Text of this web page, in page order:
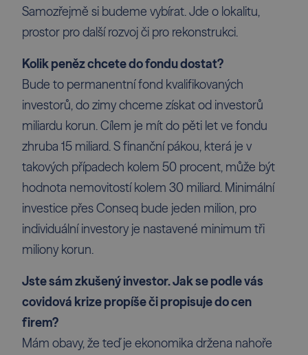
Samozřejmě si budeme vybírat. Jde o lokalitu,
prostor pro další rozvoj či pro rekonstrukci.
Kolik peněz chcete do fondu dostat?
Bude to permanentní fond kvalifikovaných
investorů, do zimy chceme získat od investorů
miliardu korun. Cílem je mít do pěti let ve fondu
zhruba 15 miliard. S finanční pákou, která je v
takových případech kolem 50 procent, může být
hodnota nemovitostí kolem 30 miliard. Minimální
investice přes Conseq bude jeden milion, pro
individuální investory je nastavené minimum tři
miliony korun.
Jste sám zkušený investor. Jak se podle vás
covidová krize propíše či propisuje do cen
firem?
Mám obavy, že teď je ekonomika držena nahoře